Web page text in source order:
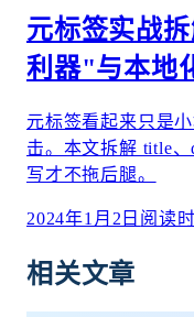
元标签实战
利器"与本地
元标签看起来只是
击。本文拆解 title
写才不拖后腿。
2024年1月2日 阅读
相关文章